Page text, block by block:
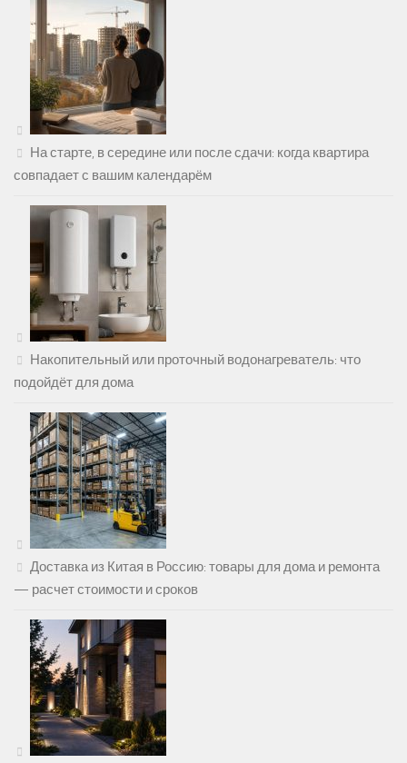
На старте, в середине или после сдачи: когда квартира
совпадает с вашим календарём
Накопительный или проточный водонагреватель: что
подойдёт для дома
Доставка из Китая в Россию: товары для дома и ремонта
— расчет стоимости и сроков